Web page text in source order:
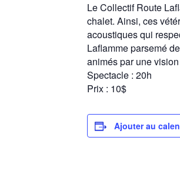
Le Collectif Route
chalet. Ainsi, ces
acoustiques qui
Laflamme parsemé
animés par une
Spectacle : 20h
Prix : 10$
Ajouter au